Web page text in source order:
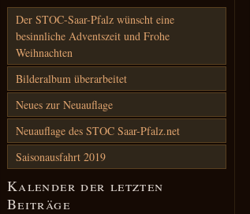
Der STOC-Saar-Pfalz wünscht eine
besinnliche Adventszeit und Frohe
Weihnachten
Bilderalbum überarbeitet
Neues zur Neuauflage
Neuauflage des STOC Saar-Pfalz.net
Saisonausfahrt 2019
Kalender der letzten
Beiträge